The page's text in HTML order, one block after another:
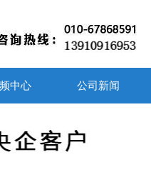
中心 公司新闻